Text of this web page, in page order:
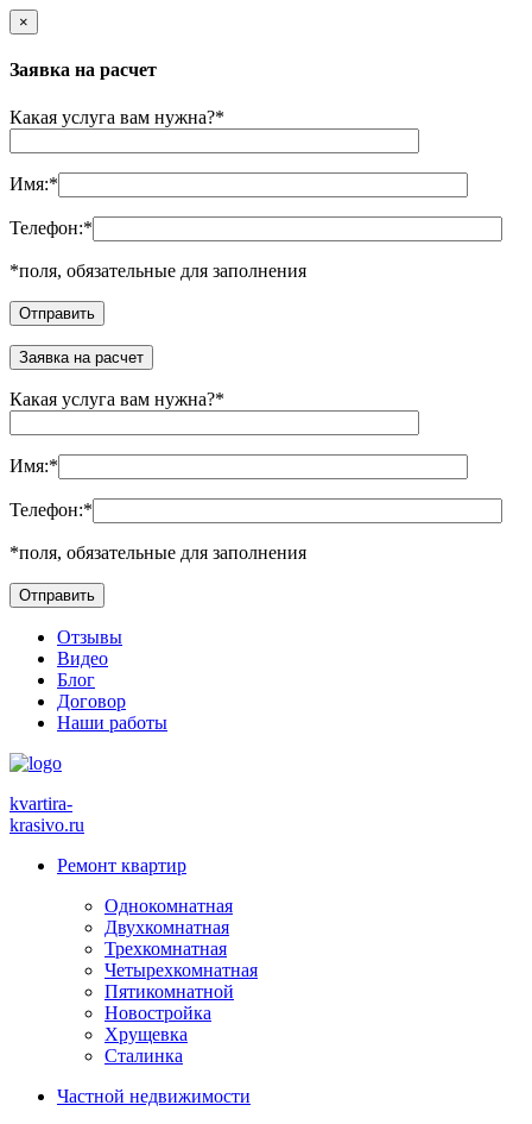
×
Заявка на расчет
Какая услуга вам нужна?*
Имя:*
Телефон:*
*поля, обязательные для заполнения
Заявка на расчет
Какая услуга вам нужна?*
Имя:*
Телефон:*
*поля, обязательные для заполнения
Отзывы
Видео
Блог
Договор
Наши работы
kvartira-
krasivo.ru
Ремонт квартир
Однокомнатная
Двухкомнатная
Трехкомнатная
Четырехкомнатная
Пятикомнатной
Новостройка
Хрущевка
Сталинка
Частной недвижимости